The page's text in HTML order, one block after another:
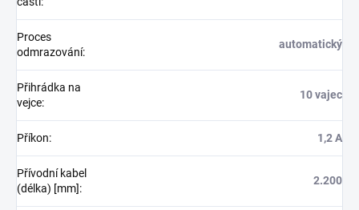
Proces
odmrazování:
automatický
Přihrádka na
vejce:
10 vajec
Příkon: 1,2 A
Přívodní kabel
(délka) [mm]:
2.200